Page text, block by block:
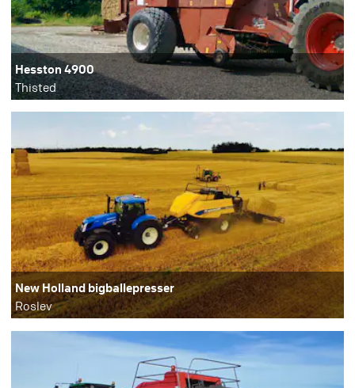
Hesston 4900
Thisted
New Holland bigballepresser
Roslev